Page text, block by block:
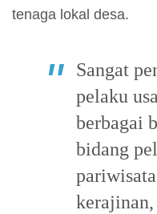
tenaga lokal desa.
Sangat
pelaku
berbagai
bidang